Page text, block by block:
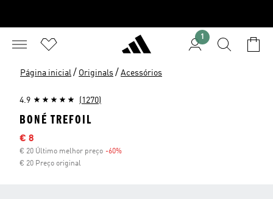
1
Página inicial / Originals / Acessórios
4.9 (1270)
BONÉ TREFOIL
Preço com desconto
€ 8
€ 20 Último melhor preço -60%
€ 20 Preço original